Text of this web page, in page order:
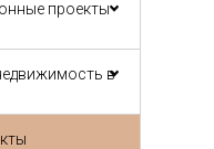
проекты
в